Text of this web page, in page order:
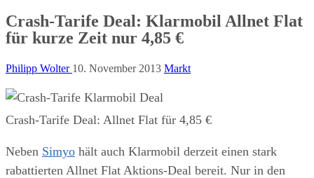
Crash-Tarife Deal: Klarmobil Allnet Flat
für kurze Zeit nur 4,85 €
Philipp Wolter 10. November 2013 Markt
Crash-Tarife Deal: Allnet Flat für 4,85 €
Neben Simyo hält auch Klarmobil derzeit einen stark
rabattierten Allnet Flat Aktions-Deal bereit. Nur in den